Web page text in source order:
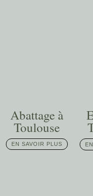
Abattage à
Toulouse
EN SAVOIR PLUS